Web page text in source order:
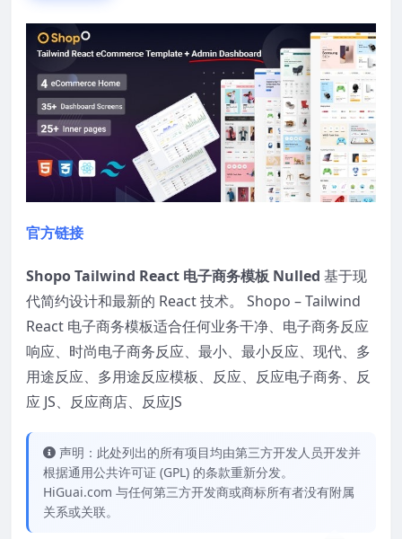
官方链接
Shopo Tailwind React 电子商务模板 Nulled 基于现
代简约设计和最新的 React 技术。 Shopo – Tailwind
React 电子商务模板适合任何业务干净、电子商务反应
响应、时尚电子商务反应、最小、最小反应、现代、多
用途反应、多用途反应模板、反应、反应电子商务、反
应 JS、反应商店、反应JS
声明：此处列出的所有项目均由第三方开发人员开发并
根据通用公共许可证 (GPL) 的条款重新分发。
HiGuai.com 与任何第三方开发商或商标所有者没有附属
关系或关联。